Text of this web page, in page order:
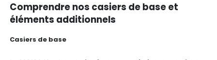
Comprendre nos casiers de base et
éléments additionnels
Casiers de base